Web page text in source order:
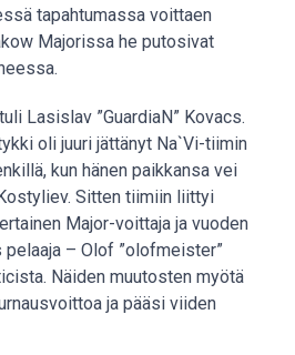
tapahtumassa voittaen
Majorissa he putosivat
Lasislav ”GuardiaN” Kovacs.
oli juuri jättänyt Na`Vi-tiimin
kun hänen paikkansa vei
Sitten tiimiin liittyi
Major-voittaja ja vuoden
pelaaja – Olof ”olofmeister”
Näiden muutosten myötä
ja pääsi viiden